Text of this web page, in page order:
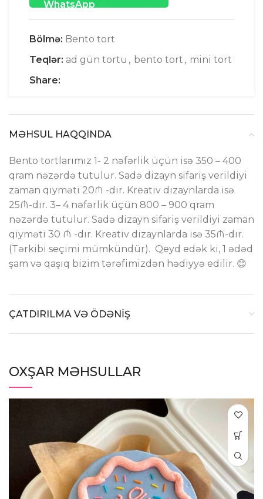
Bölmə: Bento tort
Teqlər: ad gün tortu , bento tort , mini tort
Share:
MƏHSUL HAQQINDA
Bento tortlarımız 1- 2 nəfərlik üçün isə 350 – 400
qram nəzərdə tutulur. Sadə dizayn sifariş verildiyi
zaman qiyməti 20₼ -dır. Kreativ dizaynlarda isə
25₼-dır. 3– 4 nəfərlik üçün 800 – 900 qram
nəzərdə tutulur. Sadə dizayn sifariş verildiyi zaman
qiyməti 30 ₼ -dır. Kreativ dizaynlarda isə 35₼-dır.
(Tərkibi seçimi mümkündür). Qeyd edək ki, 1 ədəd
şam və qaşıq bizim tərəfimizdən hədiyyə edilir. 😊
ÇATDIRILMA VƏ ÖDƏNİŞ
OXŞAR MƏHSULLAR